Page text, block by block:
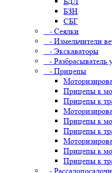
БЗН
СБГ
- Сеялки
- Измельчители
- Экскаваторы
- Разбрасыватель
- Прицепы
Прицепы к
Прицепы к
Прицепы к
Прицепы к
Прицепы к
Прицепы к
-